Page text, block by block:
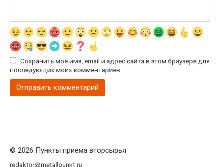
Сохранить моё имя, email и адрес сайта в этом браузере для
последующих моих комментариев.
© 2026 Пункты приема вторсырья
redaktor@metallpunkt.ru